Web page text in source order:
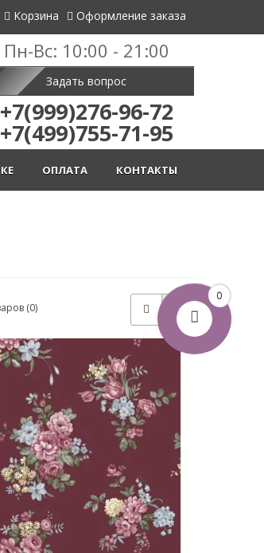
0
Корзина Оформление заказа
Пн-Вс: 10:00 - 21:00
Задать вопрос
+7(999)276-96-72
+7(499)755-71-95
КОНТАКТЫ
ОПЛАТА
(0)